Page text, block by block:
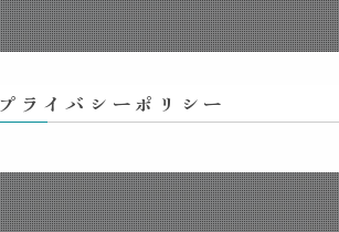
プライバシーポリシー